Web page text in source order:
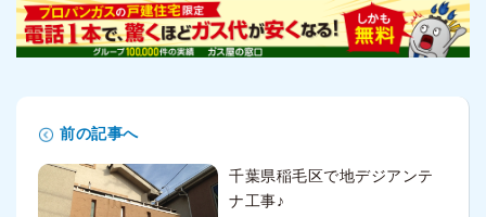
前の記事へ
千葉県稲毛区で地デジアンテ
ナ工事♪